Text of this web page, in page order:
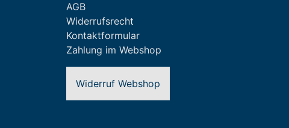
AGB
Widerrufsrecht
Kontaktformular
Zahlung im Webshop
Widerruf Webshop